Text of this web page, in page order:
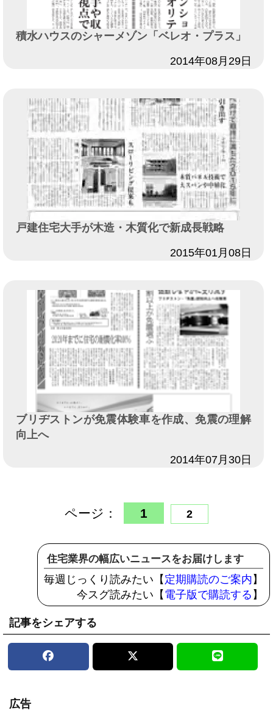
積水ハウスのシャーメゾン「ベレオ・プラス」
2014年08月29日
戸建住宅大手が木造・木質化で新成長戦略
2015年01月08日
ブリヂストンが免震体験車を作成、免震の理解
向上へ
2014年07月30日
ページ： 1 2
住宅業界の幅広いニュースをお届けします
毎週じっくり読みたい【 定期購読のご案内 】
今スグ読みたい【 電子版で購読する 】
記事をシェアする
広告